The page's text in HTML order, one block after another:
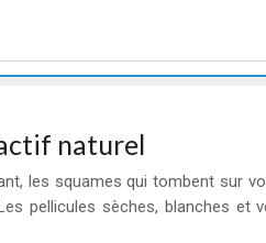
naturel
les squames qui tombent sur
pellicules sèches, blanches